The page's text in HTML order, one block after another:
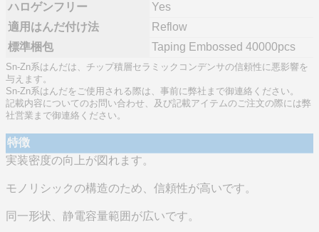
ハロゲンフリー
Yes
適用はんだ付け法
Reflow
標準梱包
Taping Embossed 40000pcs
Sn-Zn系はんだは、チップ積層セラミックコンデンサの信頼性に悪影響を
与えます。
Sn-Zn系はんだをご使用される際は、事前に弊社まで御連絡ください。
記載内容についてのお問い合わせ、及び記載アイテムのご注文の際には弊
社営業まで御連絡ください。
特徴
実装密度の向上が図れます。
モノリシックの構造のため、信頼性が高いです。
同一形状、静電容量範囲が広いです。